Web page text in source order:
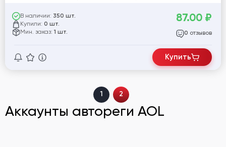
В наличии: 350 шт.
Купили: 0 шт.
Мин. заказ: 1 шт.
87.00 ₽
0 отзывов
Купить
1 2
Аккаунты автореги AOL